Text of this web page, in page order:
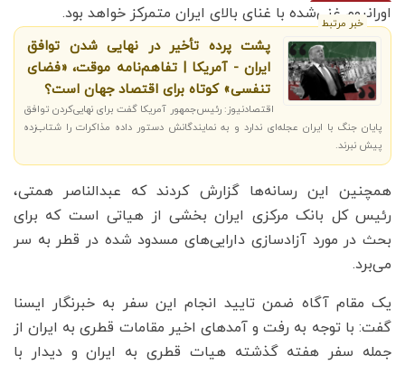
اورانیوم غنی‌شده با غنای بالای ایران متمرکز خواهد بود.
خبر مرتبط
پشت پرده تأخیر در نهایی شدن توافق
ایران - آمریکا | تفاهم‌نامه موقت، «فضای
تنفسی» کوتاه برای اقتصاد جهان است؟
اقتصادنیوز: رئیس‌جمهور آمریکا گفت برای نهایی‌کردن توافق
پایان جنگ با ایران عجله‌ای ندارد و به نمایندگانش دستور داده مذاکرات را شتاب‌زده
پیش نبرند.
همچنین این رسانه‌ها گزارش کردند که عبدالناصر همتی،
رئیس کل بانک مرکزی ایران بخشی از هیاتی است که برای
بحث در مورد آزادسازی دارایی‌های مسدود شده در قطر به سر
می‌برد.
یک مقام آگاه ضمن تایید انجام این سفر به خبرنگار ایسنا
گفت: با توجه به رفت و آمدهای اخیر مقامات قطری به ایران از
جمله سفر هفته گذشته هیات قطری به ایران و دیدار با